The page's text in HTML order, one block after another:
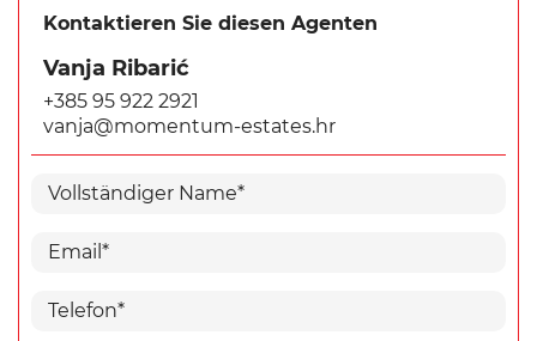
Kontaktieren Sie diesen Agenten
Vanja Ribarić
+385 95 922 2921
vanja@momentum-estates.hr